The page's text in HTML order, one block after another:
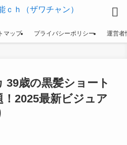
マップ プライバシーポリシー 運営者
39歳の黒髪ショート
2025最新ビジュア